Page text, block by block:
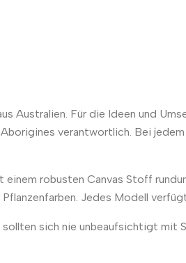
Australien. Für die Ideen und
verantwortlich. Bei jedem
robusten Canvas Stoff
Jedes Modell
sich nie unbeaufsichtigt mit